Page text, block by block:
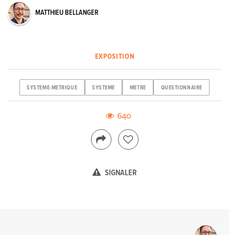
MATTHIEU BELLANGER
EXPOSITION
SYSTEME-METRIQUE SYSTEME METRE QUESTIONNAIRE
640
SIGNALER